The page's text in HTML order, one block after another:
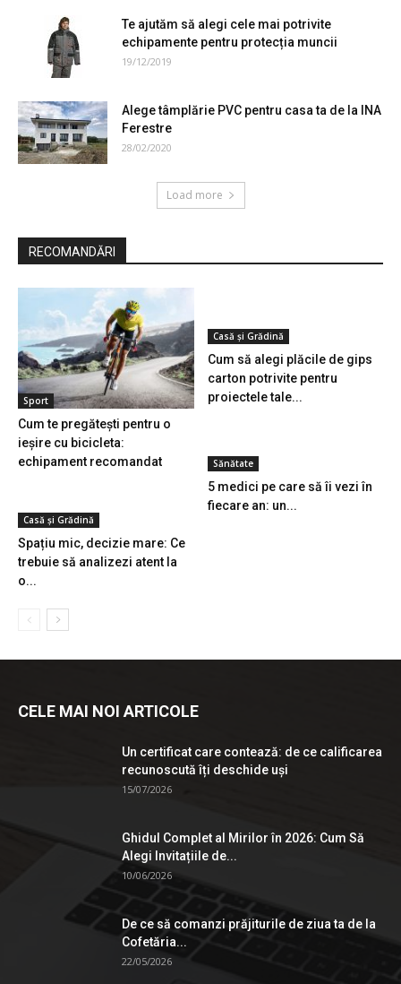
Te ajutăm să alegi cele mai potrivite
echipamente pentru protecția muncii
19/12/2019
Alege tâmplărie PVC pentru casa ta de la INA
Ferestre
28/02/2020
Load more
RECOMANDĂRI
Sport
Cum te pregătești pentru o
ieșire cu bicicleta:
echipament recomandat
Casă și Grădină
Cum să alegi plăcile de gips
carton potrivite pentru
proiectele tale...
Casă și Grădină
Spațiu mic, decizie mare: Ce
trebuie să analizezi atent la
o...
Sănătate
5 medici pe care să îi vezi în
fiecare an: un...
CELE MAI NOI ARTICOLE
Un certificat care contează: de ce calificarea
recunoscută îți deschide uși
15/07/2026
Ghidul Complet al Mirilor în 2026: Cum Să
Alegi Invitațiile de...
10/06/2026
De ce să comanzi prăjiturile de ziua ta de la
Cofetăria...
22/05/2026